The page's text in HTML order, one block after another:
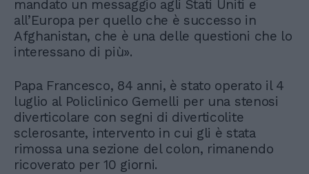
mandato un messaggio agli Stati Uniti e
all’Europa per quello che è successo in
Afghanistan, che è una delle questioni che lo
interessano di più».
Papa Francesco, 84 anni, è stato operato il 4
luglio al Policlinico Gemelli per una stenosi
diverticolare con segni di diverticolite
sclerosante, intervento in cui gli è stata
rimossa una sezione del colon, rimanendo
ricoverato per 10 giorni.